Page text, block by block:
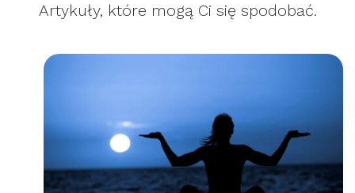
Artykuły, które mogą Ci się spodobać.